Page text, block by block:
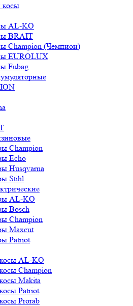
AL-KO
BRAIT
Champion (Чемпион)
EUROLUX
Fubag
Champion
Echo
Husqvarna
Stihl
AL-KO
Bosch
Champion
Maxcut
Patriot
AL-KO
Champion
Makita
Patriot
Prorab